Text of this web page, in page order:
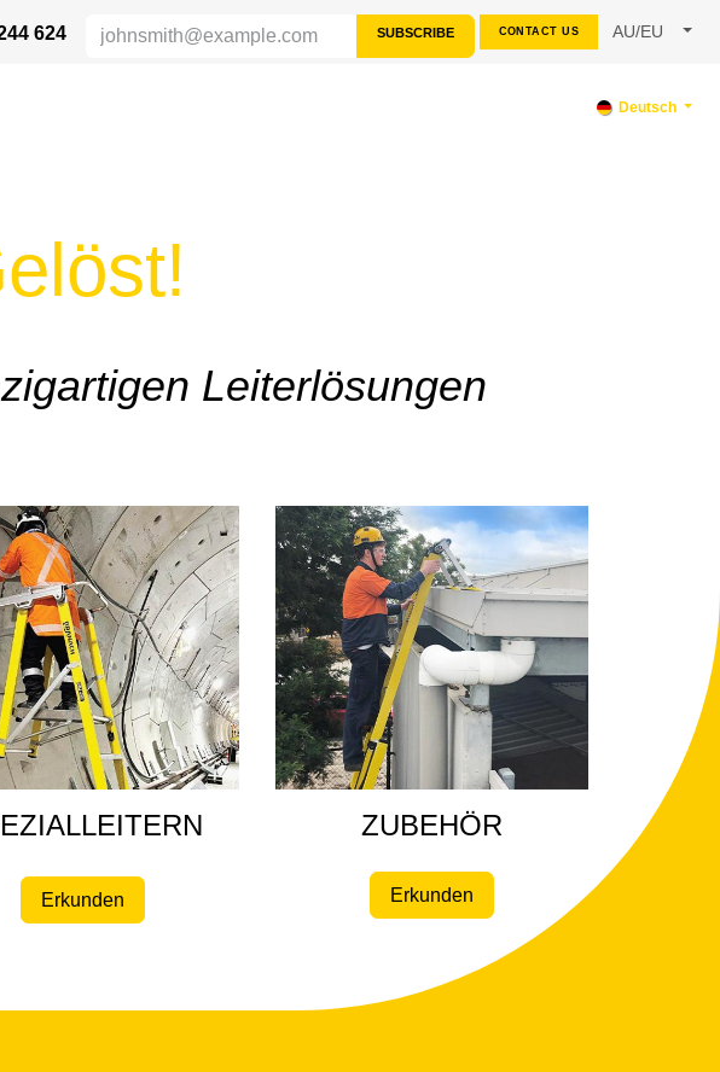
624
SUBSCRIBE CONTACT US AU/EU
Deutsch
Leiterlösungen
Erkunden
ZUBEHÖR
Erkunden